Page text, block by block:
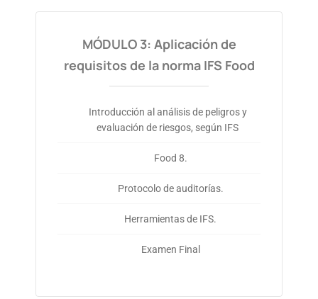
MÓDULO 3: Aplicación de
requisitos de la norma IFS Food
Introducción al análisis de peligros y
evaluación de riesgos, según IFS
Food 8.
Protocolo de auditorías.
Herramientas de IFS.
Examen Final